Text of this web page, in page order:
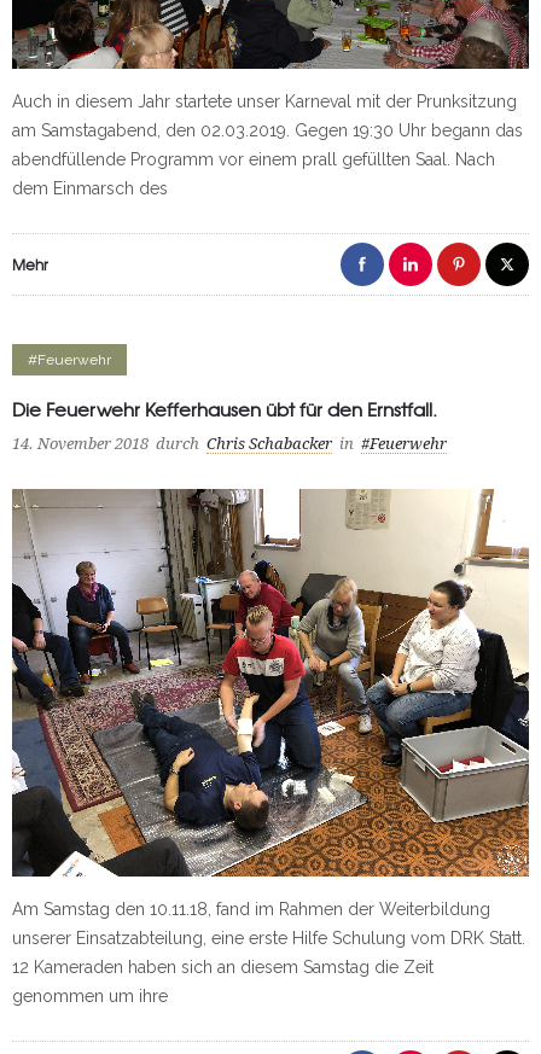
Auch in diesem Jahr startete unser Karneval mit der Prunksitzung
am Samstagabend, den 02.03.2019. Gegen 19:30 Uhr begann das
abendfüllende Programm vor einem prall gefüllten Saal. Nach
dem Einmarsch des
Mehr
#Feuerwehr
Die Feuerwehr Kefferhausen übt für den Ernstfall.
14. November 2018 durch Chris Schabacker in #Feuerwehr
Am Samstag den 10.11.18, fand im Rahmen der Weiterbildung
unserer Einsatzabteilung, eine erste Hilfe Schulung vom DRK Statt.
12 Kameraden haben sich an diesem Samstag die Zeit
genommen um ihre